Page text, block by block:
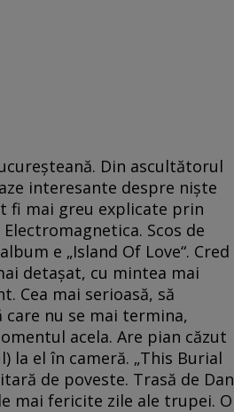
Din ascultătorul
interesante despre nişte
fi mai greu explicate prin
Scos de
e „Island Of Love“. Cred
detaşat, cu mintea mai
Cea mai serioasă, să
care nu se mai termina,
acela. Are pian căzut
la el în cameră. „This Burial
de poveste. Trasă de Dan
mai fericite zile ale trupei. O